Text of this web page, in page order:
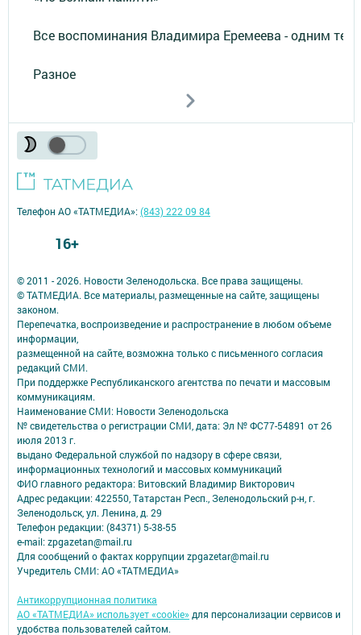
Все воспоминания Владимира Еремеева - одним
Разное
© 2011 - 2026. Новости Зеленодольска. Все права защищены.
© ТАТМЕДИА. Все материалы, размещенные на сайте, защищены
законом.
Перепечатка, воспроизведение и распространение в любом объеме
информации,
размещенной на сайте, возможна только с письменного согласия
редакций СМИ.
При поддержке Республиканского агентства по печати и массовым
коммуникациям.
Наименование СМИ: Новости Зеленодольска
№ свидетельства о регистрации СМИ, дата: Эл № ФС77-54891 от 26
июля 2013 г.
выдано Федеральной службой по надзору в сфере связи,
информационных технологий и массовых коммуникаций
ФИО главного редактора: Витовский Владимир Викторович
Адрес редакции: 422550, Татарстан Респ., Зеленодольский р-н, г.
Зеленодольск, ул. Ленина, д. 29
Телефон редакции: (84371) 5-38-55
e-mail: zpgazetan@mail.ru
Для сообщений о фактах коррупции zpgazetar@mail.ru
Учредитель СМИ: АО «ТАТМЕДИА»
Антикоррупционная политика
АО «ТАТМЕДИА» использует «cookie» для персонализации сервисов и
удобства пользователей сайтом.
Телефон АО «ТАТМЕДИА»:(843) 222 09 84
16+